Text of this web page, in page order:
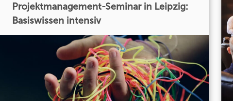
Projektmanagement-Seminar in Leipzig:
Basiswissen intensiv